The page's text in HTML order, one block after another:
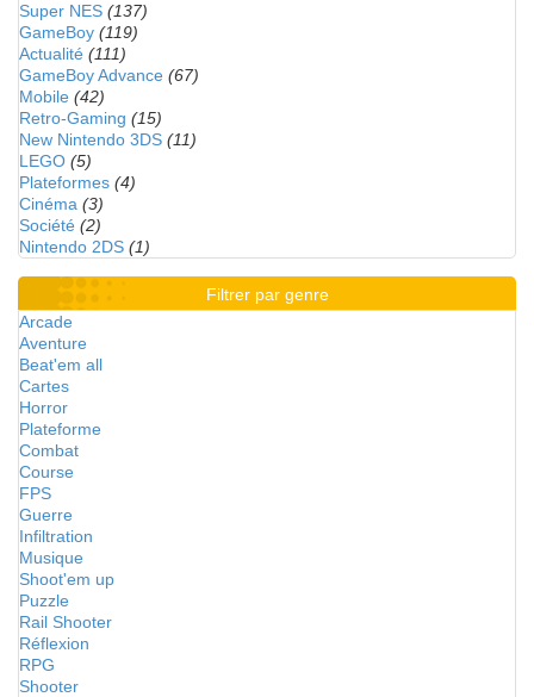
Super NES (137)
GameBoy (119)
Actualité (111)
GameBoy Advance (67)
Mobile (42)
Retro-Gaming (15)
New Nintendo 3DS (11)
LEGO (5)
Plateformes (4)
Cinéma (3)
Société (2)
Nintendo 2DS (1)
Filtrer par genre
Arcade
Aventure
Beat'em all
Cartes
Horror
Plateforme
Combat
Course
FPS
Guerre
Infiltration
Musique
Shoot'em up
Puzzle
Rail Shooter
Réflexion
RPG
Shooter